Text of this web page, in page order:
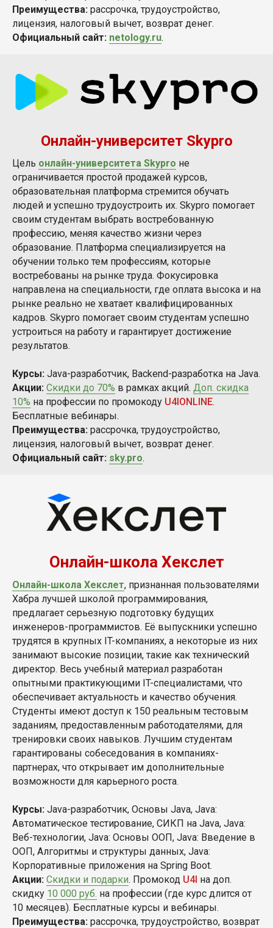
Преимущества: рассрочка, трудоустройство,
лицензия, налоговый вычет, возврат денег.
Официальный сайт: netology.ru.
Онлайн-университет Skypro
Цель онлайн-университета Skypro не
ограничивается простой продажей курсов,
образовательная платформа стремится обучать
людей и успешно трудоустроить их. Skypro помогает
своим студентам выбрать востребованную
профессию, меняя качество жизни через
образование. Платформа специализируется на
обучении только тем профессиям, которые
востребованы на рынке труда. Фокусировка
направлена на специальности, где оплата высока и на
рынке реально не хватает квалифицированных
кадров. Skypro помогает своим студентам успешно
устроиться на работу и гарантирует достижение
результатов.
Курсы: Java-разработчик, Backend-разработка на Java.
Акции: Скидки до 70% в рамках акций. Доп. скидка
10% на профессии по промокоду U4IONLINE.
Бесплатные вебинары.
Преимущества: рассрочка, трудоустройство,
лицензия, налоговый вычет, возврат денег.
Официальный сайт: sky.pro.
Онлайн-школа Хекслет
Онлайн-школа Хекслет, признанная пользователями
Хабра лучшей школой программирования,
предлагает серьезную подготовку будущих
инженеров-программистов. Её выпускники успешно
трудятся в крупных IT-компаниях, а некоторые из них
занимают высокие позиции, такие как технический
директор. Весь учебный материал разработан
опытными практикующими IT-специалистами, что
обеспечивает актуальность и качество обучения.
Студенты имеют доступ к 150 реальным тестовым
заданиям, предоставленным работодателями, для
тренировки своих навыков. Лучшим студентам
гарантированы собеседования в компаниях-
партнерах, что открывает им дополнительные
возможности для карьерного роста.
Курсы: Java-разработчик, Основы Java, Java:
Автоматическое тестирование, СИКП на Java, Java:
Веб-технологии, Java: Основы ООП, Java: Введение в
ООП, Алгоритмы и структуры данных, Java:
Корпоративные приложения на Spring Boot.
Акции: Скидки и подарки. Промокод U4I на доп.
скидку 10 000 руб. на профессии (где курс длится от
10 месяцев). Бесплатные курсы и вебинары.
Преимущества: рассрочка, трудоустройство, возврат